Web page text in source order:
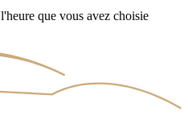
l'heure que vous avez choisie